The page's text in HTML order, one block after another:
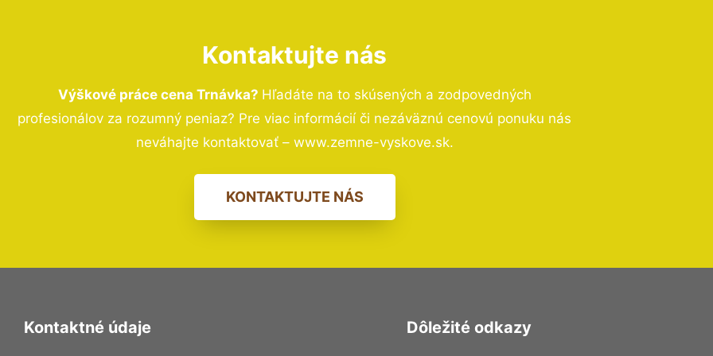
Kontaktujte nás
Výškové práce cena Trnávka? Hľadáte na to skúsených a zodpovedných
profesionálov za rozumný peniaz? Pre viac informácií či nezáväznú cenovú ponuku nás
neváhajte kontaktovať – www.zemne-vyskove.sk.
KONTAKTUJTE NÁS
Kontaktné údaje Dôležité odkazy